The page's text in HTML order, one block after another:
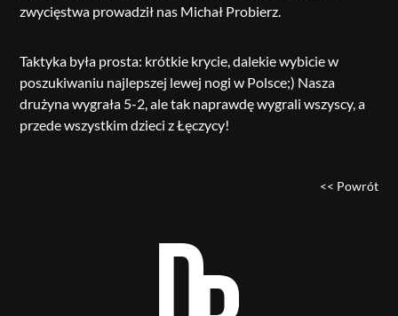
zwycięstwa prowadził nas Michał Probierz.
Taktyka była prosta: krótkie krycie, dalekie wybicie w
poszukiwaniu najlepszej lewej nogi w Polsce;) Nasza
drużyna wygrała 5-2, ale tak naprawdę wygrali wszyscy, a
przede wszystkim dzieci z Łęczycy!
<< Powrót